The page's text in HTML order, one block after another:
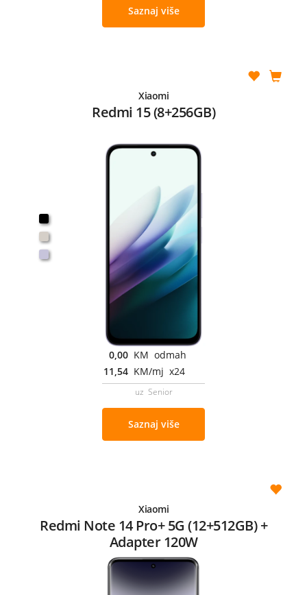
Saznaj više
Xiaomi
Redmi 15 (8+256GB)
0,00 KM odmah
11,54 KM/mj x24
uz Senior
Saznaj više
Xiaomi
Redmi Note 14 Pro+ 5G (12+512GB) +
Adapter 120W